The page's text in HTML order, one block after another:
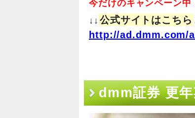
今だけのキャンペーン中
↓↓ 公式サイトはこちら
http://ad.dmm.com/
dmm証券 更